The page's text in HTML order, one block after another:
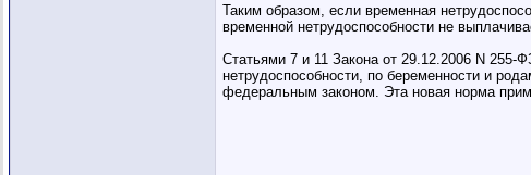
Таким образом, если временная
временной нетрудоспособности не
Статьями 7 и 11 Закона от 29.12.2006 N 255-
нетрудоспособности, по беременности и
федеральным законом. Эта новая норма